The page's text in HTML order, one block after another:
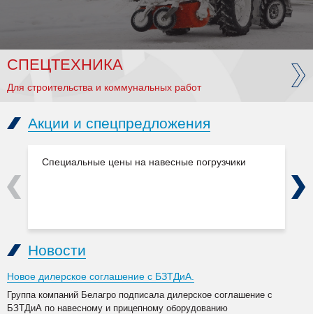
СПЕЦТЕХНИКА
Для строительства и коммунальных работ
Акции и спецпредложения
Специальные цены на навесные погрузчики
Previous Next
Новости
Новое дилерское соглашение с БЗТДиА.
Группа компаний Белагро подписала дилерское соглашение с
БЗТДиА по навесному и прицепному оборудованию